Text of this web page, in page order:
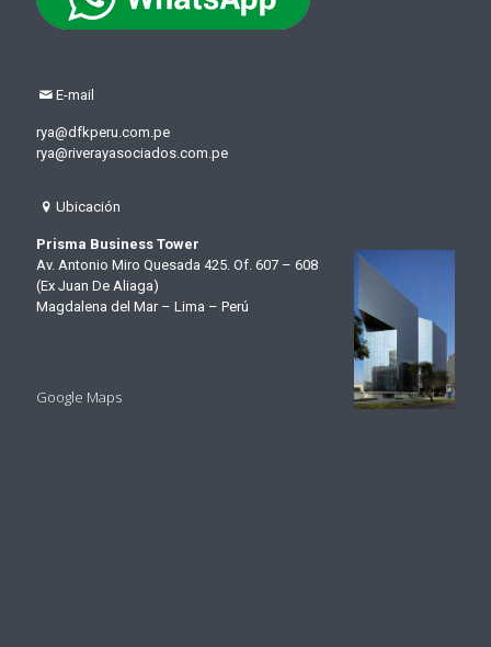
E-mail
rya@dfkperu.com.pe
rya@riverayasociados.com.pe
Ubicación
Prisma Business Tower
Av. Antonio Miro Quesada 425. Of. 607 – 608
(Ex Juan De Aliaga)
Magdalena del Mar – Lima – Perú
Google Maps